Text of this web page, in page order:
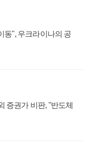
동", 우크라이나의 공
증권가 비판, "반도체